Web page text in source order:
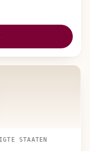
STAATEN